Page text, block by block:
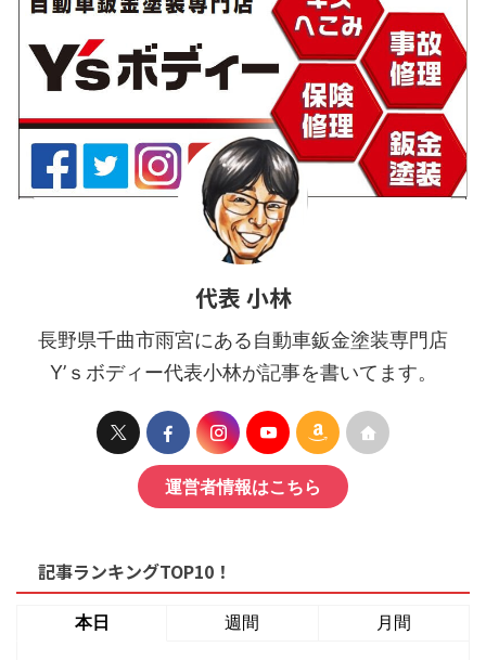
か！？ ワクワクする ...
ペイテムについて詳しくご紹
介しています。 それでは ...
代表 小林
長野県千曲市雨宮にある自動車鈑金塗装専門店
Y’ｓボディー代表小林が記事を書いてます。
運営者情報はこちら
記事ランキングTOP10！
本日 週間 月間